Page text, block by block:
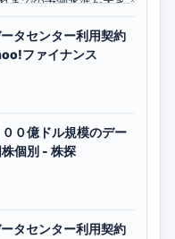
タセンター利用契約
ファイナンス
０億ドル規模のデー
個別 - 株探
タセンター利用契約